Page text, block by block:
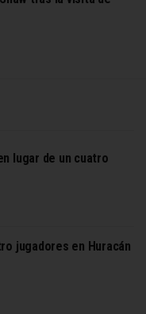
lugar de un cuatro
jugadores en Huracán